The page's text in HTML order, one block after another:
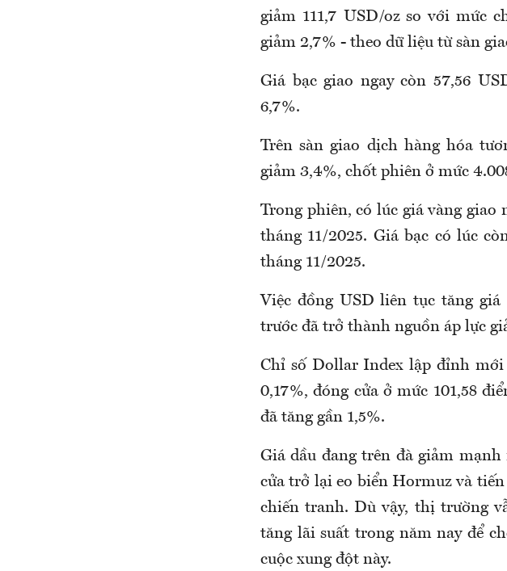
giảm 111,7 USD/oz so với mức
giảm 2,7% - theo dữ liệu từ sàn
Giá bạc giao ngay còn 57,56
6,7%.
Trên sàn giao dịch hàng hóa
giảm 3,4%, chốt phiên ở mức
Trong phiên, có lúc giá vàng giao
tháng 11/2025. Giá bạc có lúc
tháng 11/2025.
Việc đồng USD liên tục tăng
trước đã trở thành nguồn áp lực
Chỉ số Dollar Index lập đỉnh
0,17%, đóng cửa ở mức 101,58
đã tăng gần 1,5%.
Giá dầu đang trên đà giảm
cửa trở lại eo biển Hormuz và
chiến tranh. Dù vậy, thị trường
tăng lãi suất trong năm nay để
cuộc xung đột này.